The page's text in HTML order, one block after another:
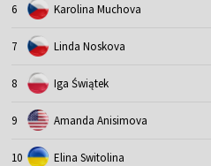
6 Karolina Muchova
7 Linda Noskova
8 Iga Świątek
9 Amanda Anisimova
10 Elina Switolina